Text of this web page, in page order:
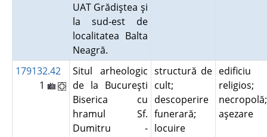
UAT Grădiştea şi
la sud-est de
localitatea Balta
Neagră.
179132.42
1
Situl arheologic
de la Bucureşti
Biserica cu
hramul Sf.
Dumitru -
structură de
cult;
descoperire
funerară;
locuire
edificiu
religios;
necropolă;
aşezare